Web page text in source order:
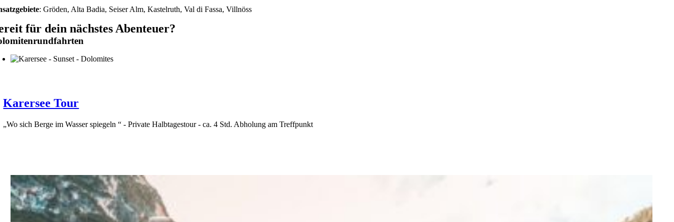
: Gröden, Alta Badia, Seiser Alm, Kastelruth, Val di Fassa, Villnöss
für dein nächstes Abenteuer?
Karersee Tour
„Wo sich Berge im Wasser spiegeln “ - Private Halbtagestour - ca. 4 Std. Abholung am Treffpunkt